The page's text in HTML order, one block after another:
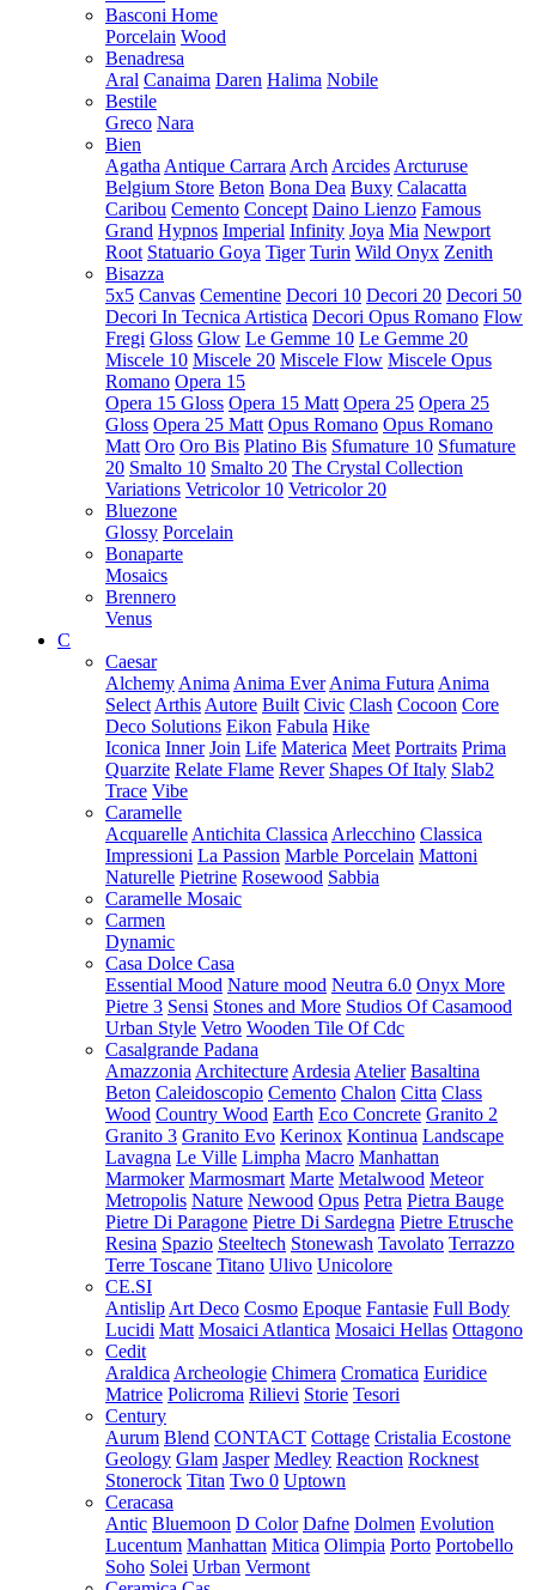
Basconi Home
Porcelain Wood
Benadresa
Aral Canaima Daren Halima Nobile
Bestile
Greco Nara
Bien
Agatha Antique Carrara Arch Arcides Arcturuse
Belgium Store Beton Bona Dea Buxy Calacatta
Caribou Cemento Concept Daino Lienzo Famous
Grand Hypnos Imperial Infinity Joya Mia Newport
Root Statuario Goya Tiger Turin Wild Onyx Zenith
Bisazza
5x5 Canvas Cementine Decori 10 Decori 20 Decori 50
Decori In Tecnica Artistica Decori Opus Romano Flow
Fregi Gloss Glow Le Gemme 10 Le Gemme 20
Miscele 10 Miscele 20 Miscele Flow Miscele Opus
Romano Opera 15
Opera 15 Gloss Opera 15 Matt Opera 25 Opera 25
Gloss Opera 25 Matt Opus Romano Opus Romano
Matt Oro Oro Bis Platino Bis Sfumature 10 Sfumature
20 Smalto 10 Smalto 20 The Crystal Collection
Variations Vetricolor 10 Vetricolor 20
Bluezone
Glossy Porcelain
Bonaparte
Mosaics
Brennero
Venus
C
Caesar
Alchemy Anima Anima Ever Anima Futura Anima
Select Arthis Autore Built Civic Clash Cocoon Core
Deco Solutions Eikon Fabula Hike
Iconica Inner Join Life Materica Meet Portraits Prima
Quarzite Relate Flame Rever Shapes Of Italy Slab2
Trace Vibe
Caramelle
Acquarelle Antichita Classica Arlecchino Classica
Impressioni La Passion Marble Porcelain Mattoni
Naturelle Pietrine Rosewood Sabbia
Caramelle Mosaic
Carmen
Dynamic
Casa Dolce Casa
Essential Mood Nature mood Neutra 6.0 Onyx More
Pietre 3 Sensi Stones and More Studios Of Casamood
Urban Style Vetro Wooden Tile Of Cdc
Casalgrande Padana
Amazzonia Architecture Ardesia Atelier Basaltina
Beton Caleidoscopio Cemento Chalon Citta Class
Wood Country Wood Earth Eco Concrete Granito 2
Granito 3 Granito Evo Kerinox Kontinua Landscape
Lavagna Le Ville Limpha Macro Manhattan
Marmoker Marmosmart Marte Metalwood Meteor
Metropolis Nature Newood Opus Petra Pietra Bauge
Pietre Di Paragone Pietre Di Sardegna Pietre Etrusche
Resina Spazio Steeltech Stonewash Tavolato Terrazzo
Terre Toscane Titano Ulivo Unicolore
CE.SI
Antislip Art Deco Cosmo Epoque Fantasie Full Body
Lucidi Matt Mosaici Atlantica Mosaici Hellas Ottagono
Cedit
Araldica Archeologie Chimera Cromatica Euridice
Matrice Policroma Rilievi Storie Tesori
Century
Aurum Blend CONTACT Cottage Cristalia Ecostone
Geology Glam Jasper Medley Reaction Rocknest
Stonerock Titan Two 0 Uptown
Ceracasa
Antic Bluemoon D Color Dafne Dolmen Evolution
Lucentum Manhattan Mitica Olimpia Porto Portobello
Soho Solei Urban Vermont